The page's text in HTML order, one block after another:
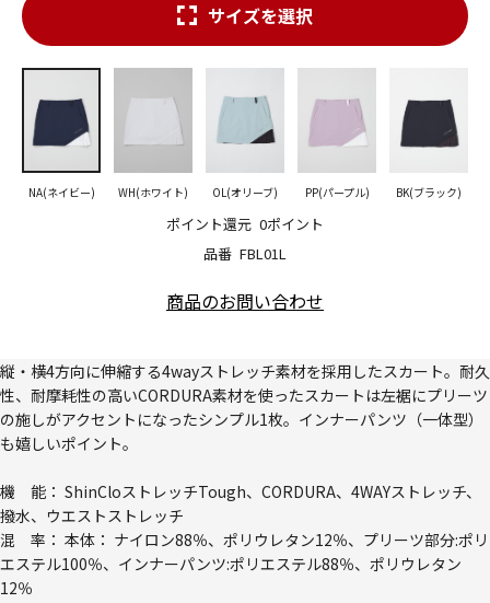
品番 FBL01L
ポイント還元 0ポイント
サイズを選択
NA(ネイビー) WH(ホワイト) OL(オリーブ) PP(パープル) BK(ブラック)
商品のお問い合わせ
縦・横4方向に伸縮する4wayストレッチ素材を採用したスカート。耐久
性、耐摩耗性の高いCORDURA素材を使ったスカートは左裾にプリーツ
の施しがアクセントになったシンプル1枚。インナーパンツ（一体型）
も嬉しいポイント。
機 能： ShinCloストレッチTough、CORDURA、4WAYストレッチ、
撥水、ウエストストレッチ
混 率： 本体： ナイロン88％、ポリウレタン12％、プリーツ部分:ポリ
エステル100％、インナーパンツ:ポリエステル88％、ポリウレタン
12％